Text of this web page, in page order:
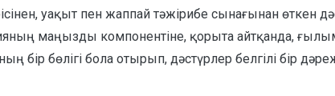
уақыт пен жаппай тәжірибе сынағынан өткен
маңызды компонентіне, қорыта айтқанда,
бір бөлігі бола отырып, дәстүрлер белгілі бір